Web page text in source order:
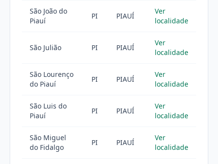
São João do
Piauí
PI PIAUÍ
Ver
localidade
São Julião PI PIAUÍ
Ver
localidade
São Lourenço
do Piauí
PI PIAUÍ
Ver
localidade
São Luis do
Piauí
PI PIAUÍ
Ver
localidade
São Miguel
do Fidalgo
PI PIAUÍ
Ver
localidade